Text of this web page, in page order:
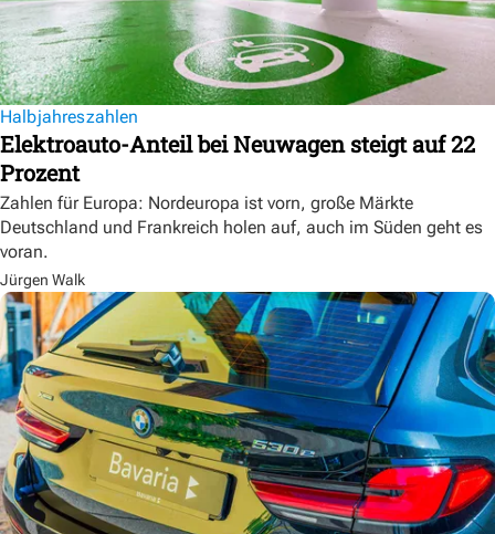
Halbjahreszahlen
Elektroauto-Anteil bei Neuwagen steigt auf 22
Prozent
Zahlen für Europa: Nordeuropa ist vorn, große Märkte
Deutschland und Frankreich holen auf, auch im Süden geht es
voran.
Jürgen Walk